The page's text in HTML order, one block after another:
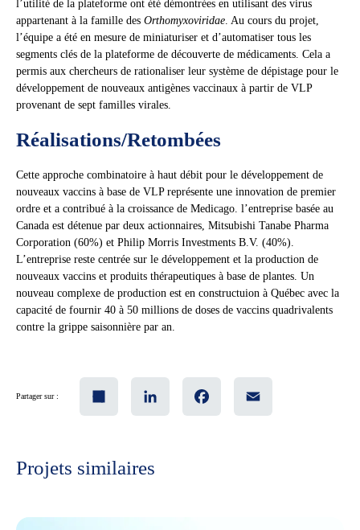
l’utilité de la plateforme ont été démontrées en utilisant des virus
appartenant à la famille des Orthomyxoviridae. Au cours du projet,
l’équipe a été en mesure de miniaturiser et d’automatiser tous les
segments clés de la plateforme de découverte de médicaments. Cela a
permis aux chercheurs de rationaliser leur système de dépistage pour le
développement de nouveaux antigènes vaccinaux à partir de VLP
provenant de sept familles virales.
Réalisations/Retombées
Cette approche combinatoire à haut débit pour le développement de
nouveaux vaccins à base de VLP représente une innovation de premier
ordre et a contribué à la croissance de Medicago. l’entreprise basée au
Canada est détenue par deux actionnaires, Mitsubishi Tanabe Pharma
Corporation (60%) et Philip Morris Investments B.V. (40%).
L’entreprise reste centrée sur le développement et la production de
nouveaux vaccins et produits thérapeutiques à base de plantes. Un
nouveau complexe de production est en constructuion à Québec avec la
capacité de fournir 40 à 50 millions de doses de vaccins quadrivalents
contre la grippe saisonnière par an.
Partager sur :
Projets similaires